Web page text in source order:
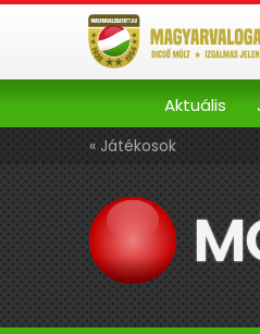
Aktuális
« Játékosok